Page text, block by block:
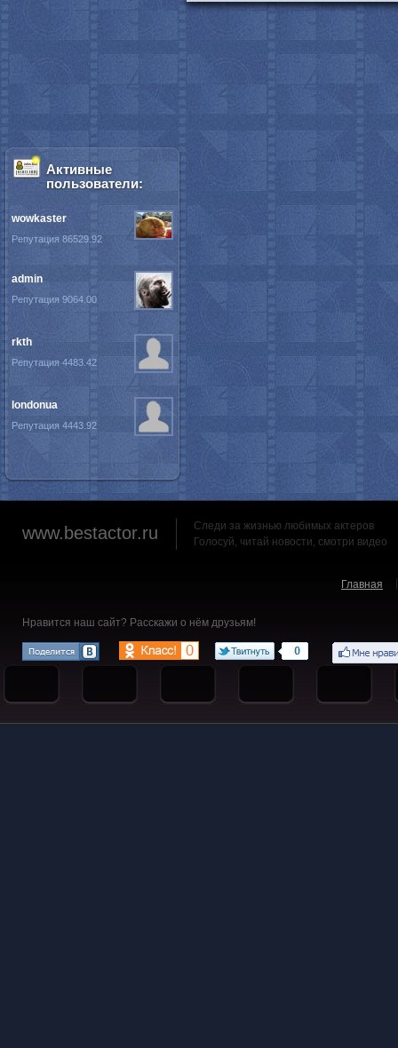
Активные
пользователи:
wowkaster
Репутация 86529.92
admin
Репутация 9064.00
rkth
Репутация 4483.42
londonua
Репутация 4443.92
www.bestactor.ru
Следи за жизнью любимых актеров
Голосуй, читай новости, смотри видео
Главная
Нравится наш сайт? Расскажи о нём друзьям!